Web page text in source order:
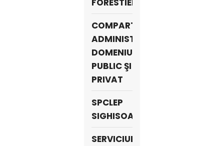
FORESTIERE
COMPARTIMENT
ADMINISTRAREA
DOMENIULUI
PUBLIC ŞI
PRIVAT
SPCLEP
SIGHISOARA
SERVICIUL